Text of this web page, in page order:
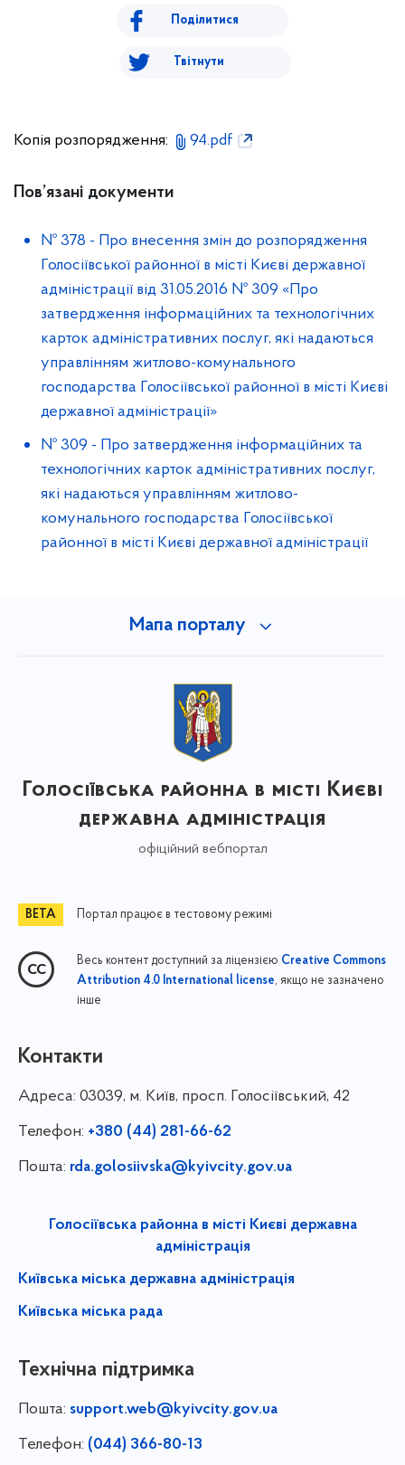
Поділитися
Твітнути
Копія розпорядження: 94.pdf
Пов’язані документи
№ 378 - Про внесення змін до розпорядження
Голосіївської районної в місті Києві державної
адміністрації від 31.05.2016 № 309 «Про
затвердження інформаційних та технологічних
карток адміністративних послуг, які надаються
управлінням житлово-комунального
господарства Голосіївської районної в місті Києві
державної адміністрації»
№ 309 - Про затвердження інформаційних та
технологічних карток адміністративних послуг,
які надаються управлінням житлово-
комунального господарства Голосіївської
районної в місті Києві державної адміністрації
Мапа порталу
Голосіївська районна в місті Києві
державна адміністрація
офіційний вебпортал
Портал працює в тестовому режимі
Весь контент доступний за ліцензією Creative Commons
Attribution 4.0 International license, якщо не зазначено
інше
Контакти
Адреса: 03039, м. Київ, просп. Голосіївський, 42
Телефон: +380 (44) 281-66-62
Пошта: rda.golosiivska@kyivcity.gov.ua
Голосіївська районна в місті Києві державна
адміністрація
Київська міська державна адміністрація
Київська міська рада
Технічна підтримка
Пошта: support.web@kyivcity.gov.ua
Телефон: (044) 366-80-13